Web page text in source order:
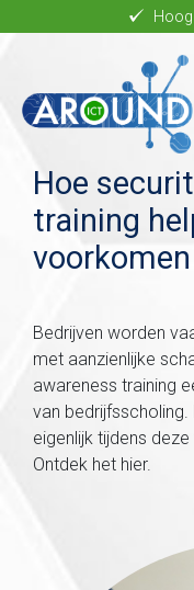
Skip to main content
Hoe
training
voorkomen
Bedrijven worden
met aanzienlijke
awareness training
van
eigenlijk tijdens
Ontdek het hier.